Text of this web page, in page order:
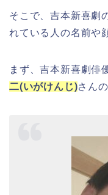
そこで、吉本新喜劇
れている人の名前や
まず、吉本新喜劇俳
二(いがけんじ)さん